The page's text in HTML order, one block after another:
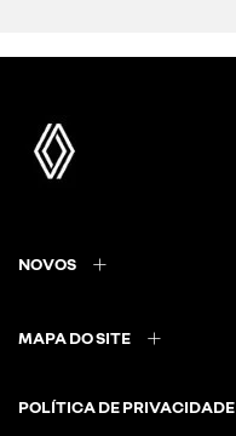
NOVOS
MAPA DO SITE
POLÍTICA DE PRIVACIDADE